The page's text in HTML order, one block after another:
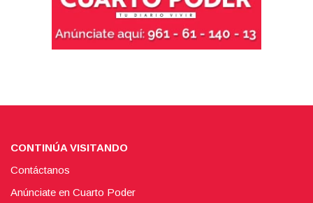
CONTINÚA VISITANDO
Contáctanos
Anúnciate en Cuarto Poder